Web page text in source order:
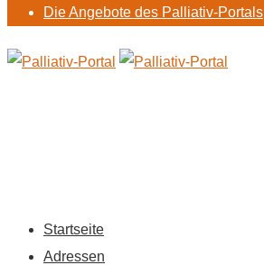
Die Angebote des Palliativ-Portals
Startseite
Adressen